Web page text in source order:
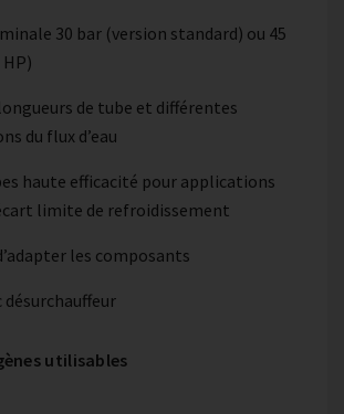
30 bar (version standard) ou 45
de tube et différentes
du flux d’eau
haute efficacité pour applications
limite de refroidissement
les composants
désurchauffeur
utilisables